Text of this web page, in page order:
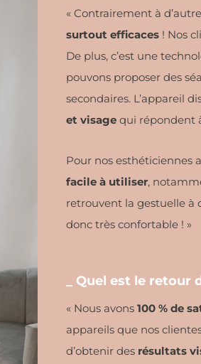
« Contrairement à
surtout efficaces ! Nos
De plus, c’est une
pouvons proposer des
secondaires. L’appareil
et visage qui répondent
Pour nos esthéticiennes
facile à utiliser,
retrouvent la gestuelle à
donc très confortable ! »
_ Quel est le retour
« Nous avons100 % de
appareils que nos
d’obtenir des résultats